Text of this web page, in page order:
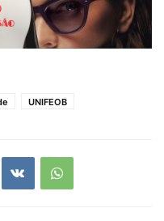
UNIFEOB